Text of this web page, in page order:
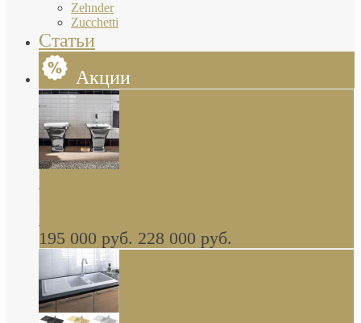
Zehnder
Zucchetti
Статьи
Акции
Butterfly Scarabeo КОМПЛЕКТ санфаянса
глянцевая платина В НАЛИЧИИ
195 000 руб. 228 000 руб.